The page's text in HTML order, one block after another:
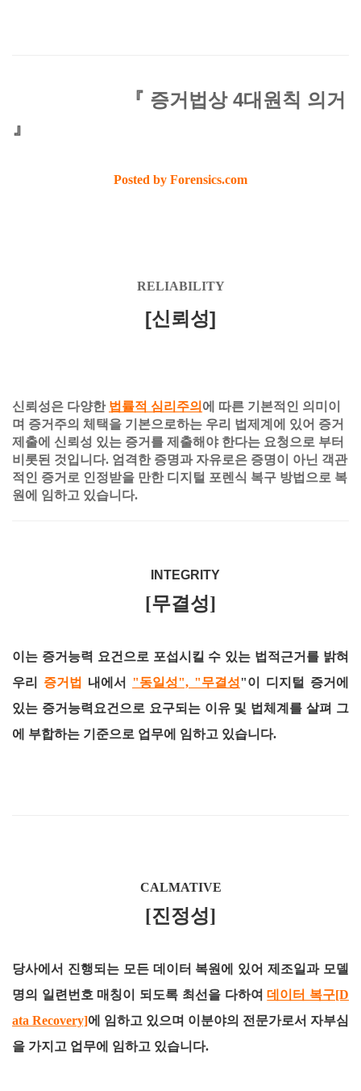
『 증거법상 4대원칙 의거
』
Posted by Forensics.com
RELIABILITY
[신뢰성]
신뢰성은 다양한 법률적 심리주의 에 따른 기본적인 의미이
며 증거주의 체택을 기본으로하는 우리 법제계에 있어 증거
제출에 신뢰성 있는 증거를 제출해야 한다는 요청으로 부터
비롯된 것입니다. 엄격한 증명과 자유로은 증명이 아닌 객관
적인 증거로 인정받을 만한 디지털 포렌식 복구 방법으로 복
원에 임하고 있습니다.
INTEGRITY
[무결성]
이는 증거능력 요건으로 포섭시킬 수 있는 법적근거를 밝혀
우리 증거법 내에서 "동일성", "무결성"이 디지털 증거에
있는 증거능력요건으로 요구되는 이유 및 법체계를 살펴 그
에 부합하는 기준으로 업무에 임하고 있습니다.
CALMATIVE
[진정성]
당사에서 진행되는 모든 데이터 복원에 있어 제조일과 모델
명의 일련번호 매칭이 되도록 최선을 다하여데이터 복구[D
ata Recovery]에 임하고 있으며 이분야의 전문가로서 자부심
을 가지고 업무에 임하고 있습니다.